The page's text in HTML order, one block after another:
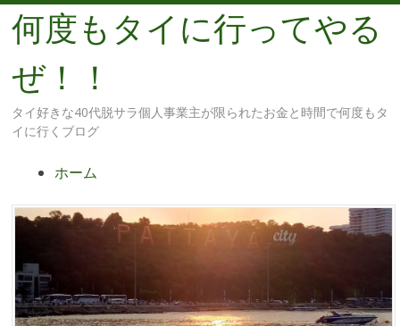
何度もタイに行ってやる
ぜ！！
タイ好きな40代脱サラ個人事業主が限られたお金と時間で何度もタ
イに行くブログ
ュ
テ
へ
移
動
ホーム